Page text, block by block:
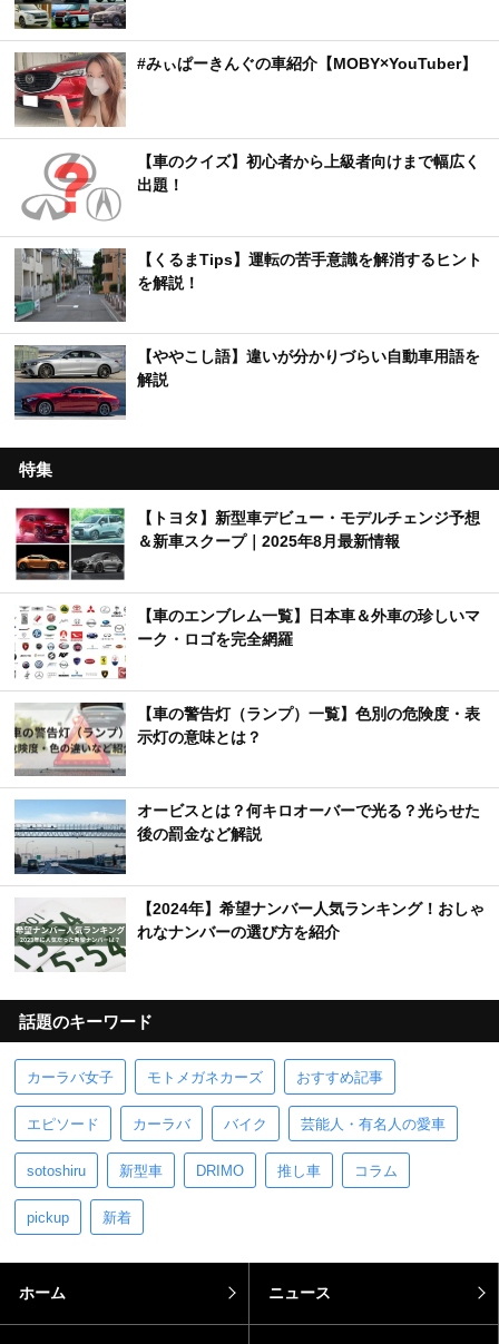
#みぃぱーきんぐの車紹介【MOBY×YouTuber】
【車のクイズ】初心者から上級者向けまで幅広く
出題！
【くるまTips】運転の苦手意識を解消するヒント
を解説！
【ややこし語】違いが分かりづらい自動車用語を
解説
特集
【トヨタ】新型車デビュー・モデルチェンジ予想
＆新車スクープ｜2025年8月最新情報
【車のエンブレム一覧】日本車＆外車の珍しいマ
ーク・ロゴを完全網羅
【車の警告灯（ランプ）一覧】色別の危険度・表
示灯の意味とは？
オービスとは？何キロオーバーで光る？光らせた
後の罰金など解説
【2024年】希望ナンバー人気ランキング！おしゃ
れなナンバーの選び方を紹介
話題のキーワード
カーラバ女子 モトメガネカーズ おすすめ記事
エピソード カーラバ バイク 芸能人・有名人の愛車
sotoshiru 新型車 DRIMO 推し車 コラム
pickup 新着
ホーム ニュース